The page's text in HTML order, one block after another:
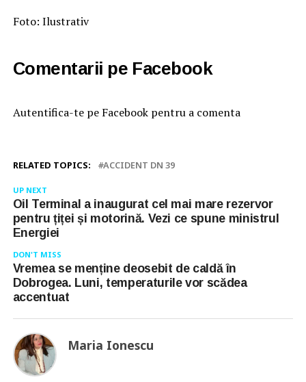
Foto: Ilustrativ
Comentarii pe Facebook
Autentifica-te pe Facebook pentru a comenta
RELATED TOPICS: ACCIDENT DN 39
UP NEXT
Oil Terminal a inaugurat cel mai mare rezervor
pentru țiței și motorină. Vezi ce spune ministrul
Energiei
DON'T MISS
Vremea se menține deosebit de caldă în
Dobrogea. Luni, temperaturile vor scădea
accentuat
Maria Ionescu